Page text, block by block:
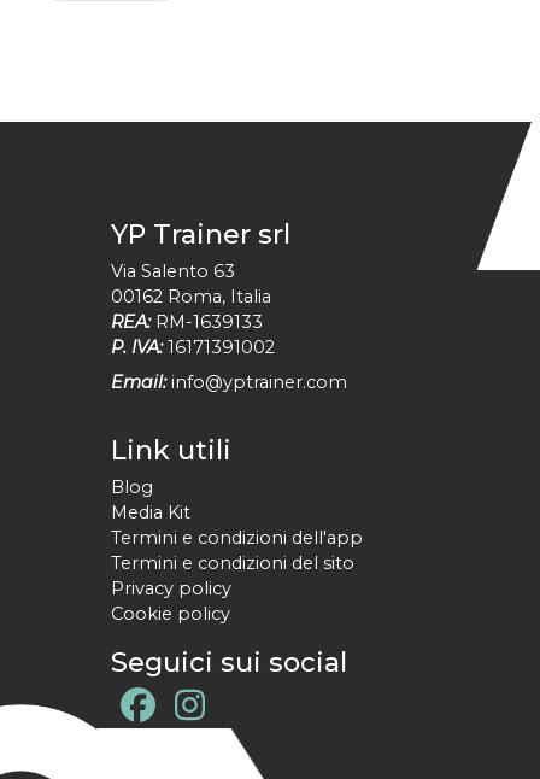
YP Trainer srl
Via Salento 63
00162 Roma, Italia
REA: RM-1639133
P. IVA: 16171391002
Email: info@yptrainer.com
Link utili
Blog
Media Kit
Termini e condizioni dell'app
Termini e condizioni del sito
Privacy policy
Cookie policy
Seguici sui social